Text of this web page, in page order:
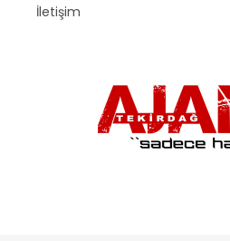
İletişim